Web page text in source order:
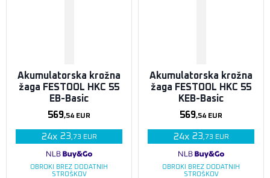
Akumulatorska krožna
žaga FESTOOL HKC 55
EB-Basic
569,54 EUR
24x 23,73 EUR
OBROKI BREZ DODATNIH
STROŠKOV
Akumulatorska krožna
žaga FESTOOL HKC 55
KEB-Basic
569,54 EUR
24x 23,73 EUR
OBROKI BREZ DODATNIH
STROŠKOV